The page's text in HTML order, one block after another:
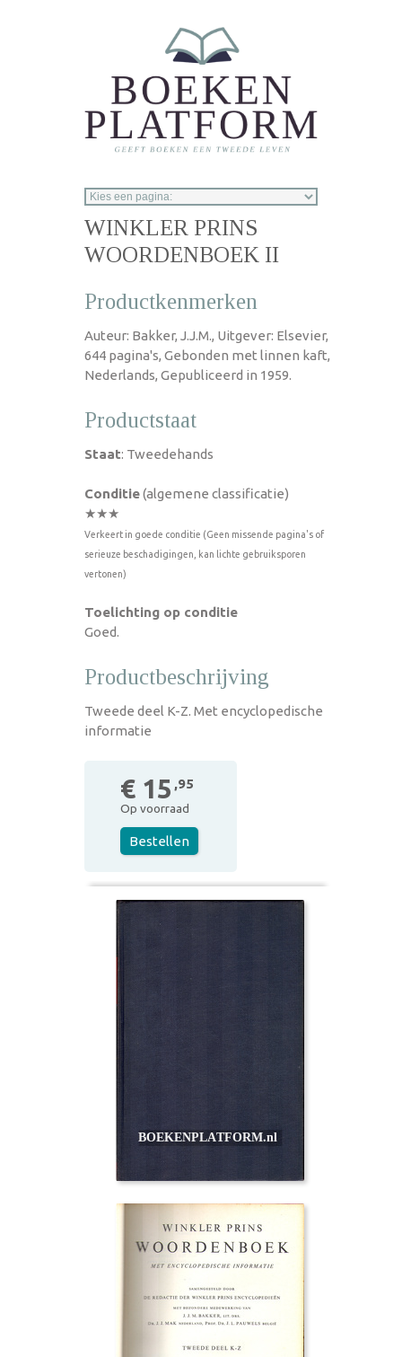
WINKLER PRINS
WOORDENBOEK II
Productkenmerken
Auteur: Bakker, J.J.M., Uitgever: Elsevier,
644 pagina's, Gebonden met linnen kaft,
Nederlands, Gepubliceerd in 1959.
Productstaat
Staat: Tweedehands
Conditie(algemene classificatie)
★★★
Verkeert in goede conditie (Geen missende pagina's of
serieuze beschadigingen, kan lichte gebruiksporen
vertonen)
Toelichting op conditie
Goed.
Productbeschrijving
Tweede deel K-Z. Met encyclopedische
informatie
€ 15 ,95
Op voorraad
Bestellen